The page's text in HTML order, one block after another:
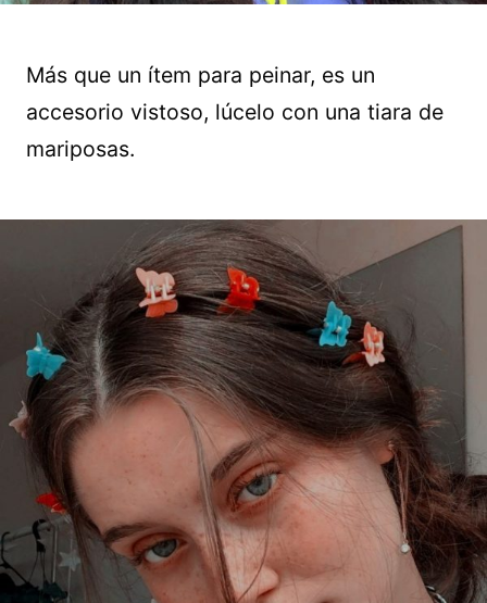
Más que un ítem para peinar, es un
accesorio vistoso, lúcelo con una tiara de
mariposas.